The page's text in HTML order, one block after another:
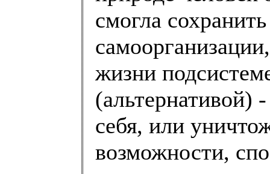
смогла
жизни
(альтернативой)
себя, или
возможности,